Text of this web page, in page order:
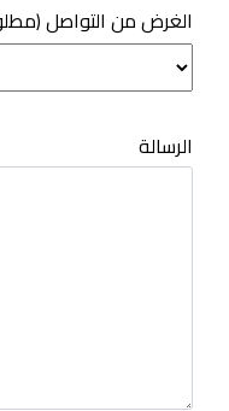
(مطلوب) الغرض من التواصل
الرسالة